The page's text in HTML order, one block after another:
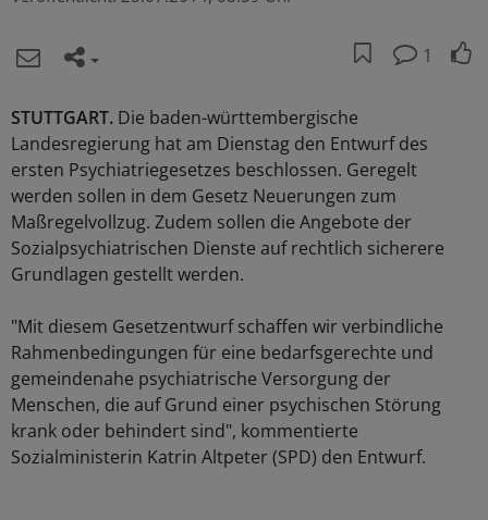
1
STUTTGART. Die baden-württembergische
Landesregierung hat am Dienstag den Entwurf des
ersten Psychiatriegesetzes beschlossen. Geregelt
werden sollen in dem Gesetz Neuerungen zum
Maßregelvollzug. Zudem sollen die Angebote der
Sozialpsychiatrischen Dienste auf rechtlich sicherere
Grundlagen gestellt werden.
"Mit diesem Gesetzentwurf schaffen wir verbindliche
Rahmenbedingungen für eine bedarfsgerechte und
gemeindenahe psychiatrische Versorgung der
Menschen, die auf Grund einer psychischen Störung
krank oder behindert sind", kommentierte
Sozialministerin Katrin Altpeter (SPD) den Entwurf.